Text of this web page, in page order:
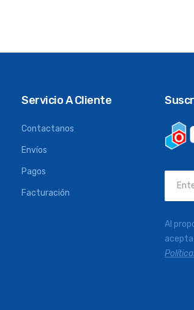
Servicio A Cliente
Contactanos
Envíos
Pagos
Facturación
boletín
de
Al